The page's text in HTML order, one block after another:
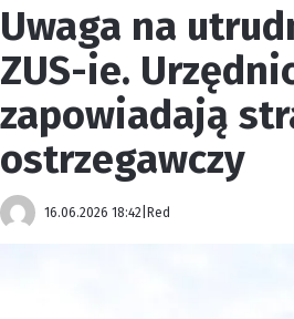
Uwaga na
ZUS-ie.
zapowiadają
ostrzegawczy
16.06.2026 18:42 Red